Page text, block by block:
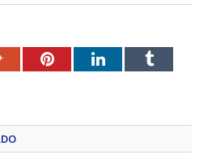
Google+PinterestLinkedInTumblr